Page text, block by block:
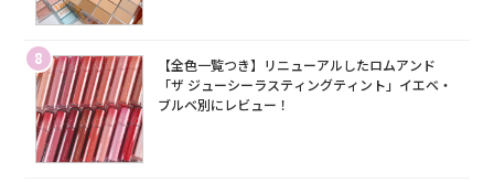
8
【全色一覧つき】リニューアルしたロムアンド
「ザ ジューシーラスティングティント」イエベ・
ブルベ別にレビュー！